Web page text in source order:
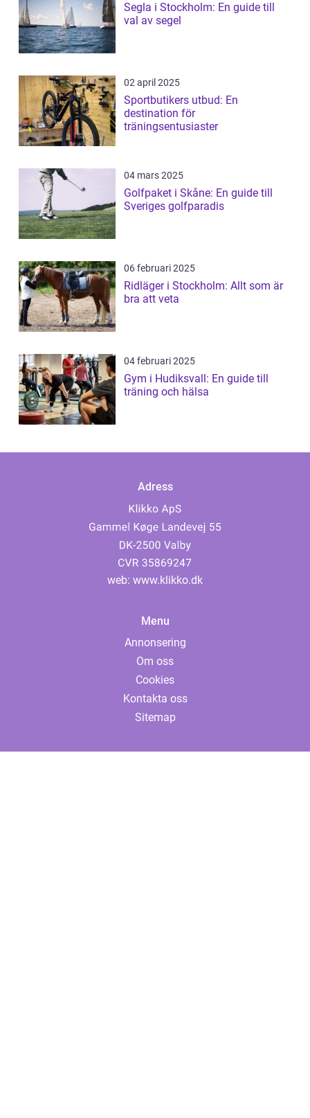
Segla i Stockholm: En guide till
val av segel
02 april 2025
Sportbutikers utbud: En
destination för
träningsentusiaster
04 mars 2025
Golfpaket i Skåne: En guide till
Sveriges golfparadis
06 februari 2025
Ridläger i Stockholm: Allt som är
bra att veta
04 februari 2025
Gym i Hudiksvall: En guide till
träning och hälsa
Adress
web: www.klikko.dk
Menu
Annonsering
Om oss
Cookies
Kontakta oss
Sitemap